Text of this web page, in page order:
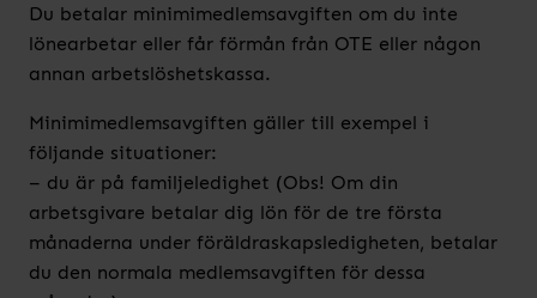
Du betalar minimimedlemsavgiften om du inte
lönearbetar eller får förmån från OTE eller någon
annan arbetslöshetskassa.
Minimimedlemsavgiften gäller till exempel i
följande situationer:
– du är på familjeledighet (Obs! Om din
arbetsgivare betalar dig lön för de tre första
månaderna under föräldraskapsledigheten, betalar
du den normala medlemsavgiften för dessa